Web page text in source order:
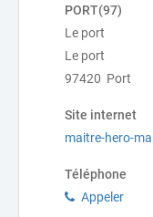
PORT(97)
Le port
Le port
97420 Port
Site internet
maitre-hero-
Téléphone
Appeler